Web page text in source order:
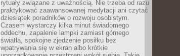
rytuały związane z uważnością. Nie trzeba od razu
praktykować zaawansowanej medytacji ani czytać
dziesiątek poradników o rozwoju osobistym.
Czasem wystarczy kilka minut świadomego
oddechu, zapalenie lampki zamiast górnego
światła, spokojne zjedzenie posiłku bez
wpatrywania się w ekran albo krótkie